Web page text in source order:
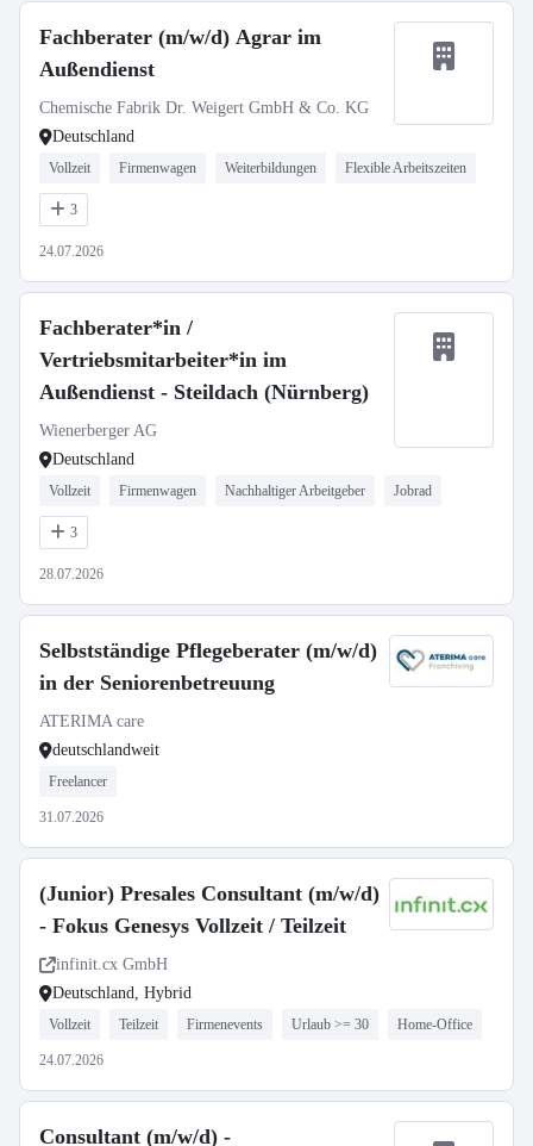
Fachberater (m/w/d) Agrar im
Außendienst
Chemische Fabrik Dr. Weigert GmbH & Co. KG
Deutschland
Vollzeit Firmenwagen Weiterbildungen Flexible Arbeitszeiten
3
24.07.2026
Fachberater*in /
Vertriebsmitarbeiter*in im
Außendienst - Steildach (Nürnberg)
Wienerberger AG
Deutschland
Vollzeit Firmenwagen Nachhaltiger Arbeitgeber Jobrad
3
28.07.2026
Selbstständige Pflegeberater (m/w/d)
in der Seniorenbetreuung
ATERIMA care
deutschlandweit
Freelancer
31.07.2026
(Junior) Presales Consultant (m/w/d)
- Fokus Genesys Vollzeit / Teilzeit
infinit.cx GmbH
Deutschland, Hybrid
Vollzeit Teilzeit Firmenevents Urlaub >= 30 Home-Office
24.07.2026
Consultant (m/w/d) -